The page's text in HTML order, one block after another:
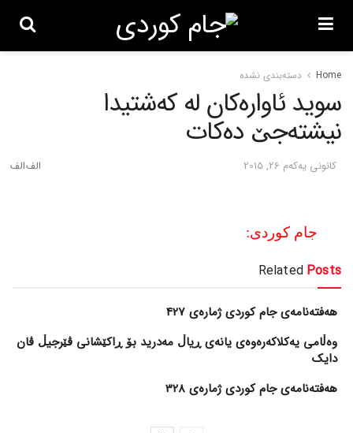
Home دسته‌بندی نشده
سوید ئاواره‌کان له‌ که‌شتیدا
نیشته‌جێ ده‌کات
كانونی یه‌كه‌م 26, 2015
جام کوردی:
Related Posts
هەفتەنامەی جام کوردی ژمارەی 427
وەڵامی یەکلاکەرەوەی یانەی ڕیاڵ مەدرید بۆ ڕاکێشانی ڤێرجیڵ ڤان
دایک
هەفتەنامەی جام کوردی ژمارەی 328